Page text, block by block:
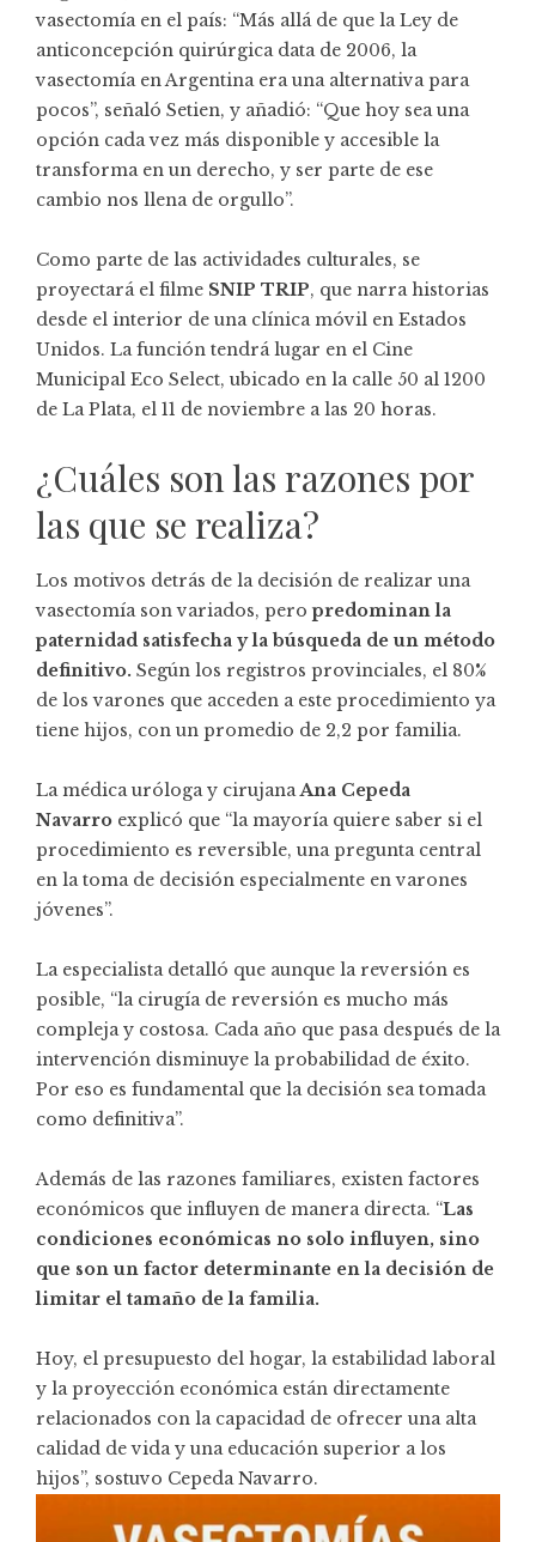
vasectomía en el país: “Más allá de que la Ley de
anticoncepción quirúrgica data de 2006, la
vasectomía en Argentina era una alternativa para
pocos”, señaló Setien, y añadió: “Que hoy sea una
opción cada vez más disponible y accesible la
transforma en un derecho, y ser parte de ese
cambio nos llena de orgullo”.
Como parte de las actividades culturales, se
proyectará el filme SNIP TRIP, que narra historias
desde el interior de una clínica móvil en Estados
Unidos. La función tendrá lugar en el Cine
Municipal Eco Select, ubicado en la calle 50 al 1200
de La Plata, el 11 de noviembre a las 20 horas.
¿Cuáles son las razones por
las que se realiza?
Los motivos detrás de la decisión de realizar una
vasectomía son variados, pero predominan la
paternidad satisfecha y la búsqueda de un método
definitivo. Según los registros provinciales, el 80%
de los varones que acceden a este procedimiento ya
tiene hijos, con un promedio de 2,2 por familia.
La médica uróloga y cirujanaAna Cepeda
Navarro explicó que “la mayoría quiere saber si el
procedimiento es reversible, una pregunta central
en la toma de decisión especialmente en varones
jóvenes”.
La especialista detalló que aunque la reversión es
posible, “la cirugía de reversión es mucho más
compleja y costosa. Cada año que pasa después de la
intervención disminuye la probabilidad de éxito.
Por eso es fundamental que la decisión sea tomada
como definitiva”.
Además de las razones familiares, existen factores
económicos que influyen de manera directa. “Las
condiciones económicas no solo influyen, sino
que son un factor determinante en la decisión de
limitar el tamaño de la familia.
Hoy, el presupuesto del hogar, la estabilidad laboral
y la proyección económica están directamente
relacionados con la capacidad de ofrecer una alta
calidad de vida y una educación superior a los
hijos”, sostuvo Cepeda Navarro.